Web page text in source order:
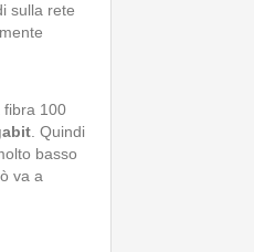
sulla rete
fibra 100
. Quindi
basso
va a